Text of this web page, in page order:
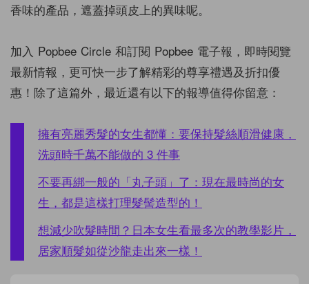
香味的產品，遮蓋掉頭皮上的異味呢。
加入 Popbee Circle 和訂閱 Popbee 電子報，即時閱覽
最新情報，更可快一步了解精彩的尊享禮遇及折扣優
惠！除了這篇外，最近還有以下的報導值得你留意：
擁有亮麗秀髮的女生都懂：要保持髮絲順滑健康，
洗頭時千萬不能做的 3 件事
不要再綁一般的「丸子頭」了：現在最時尚的女
生，都是這樣打理髮髻造型的！
想減少吹髮時間？日本女生看最多次的教學影片，
居家順髮如從沙龍走出來一樣！